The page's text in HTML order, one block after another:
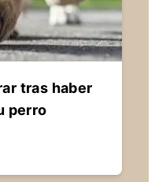
tras haber
perro